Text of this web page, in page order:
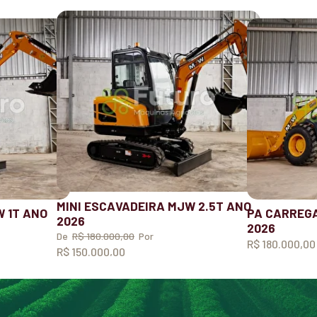
1T ANO
MINI ESCAVADEIRA MJW 2.5T ANO
2026
De R$ 180.000,00 Por
R$ 150.000,00
PA
2026
R$ 180.000,00